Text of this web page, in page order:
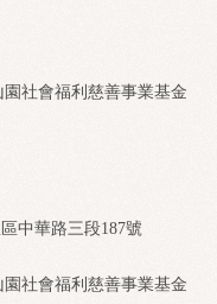
社會福利慈善事業基金
中華路三段187號
社會福利慈善事業基金